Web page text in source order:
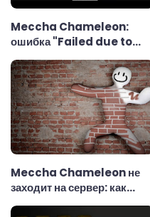
Meccha Chameleon:
ошибка "Failed due to
invalid or missing
authentication token" —
как исправить
Meccha Chameleon не
заходит на сервер: как
починить за 5 минут